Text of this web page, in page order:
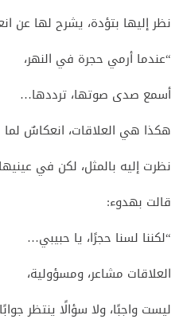
نظر إليها بتؤدة، يشرح لها عن
“عندما أرمي حجرة في النهر،
أسمع صدى صوتها، ترددها…
هكذا هي العلاقات، انعكاسٌ لما
نظرت إليه بالمثل، لكن في
قالت بهدوء:
“لكننا لسنا حجرًا، يا حبيبي…
العلاقات مشاعر، ومسؤولية،
ليست واجبًا، ولا سؤالًا ينتظر